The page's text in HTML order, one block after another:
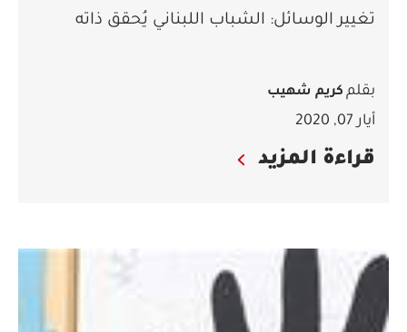
تغيير الوسائل: الشباب اللبناني يُحقق ذاته
بقلم كريم شهيب
أيار 07, 2020
قراءة المزيد